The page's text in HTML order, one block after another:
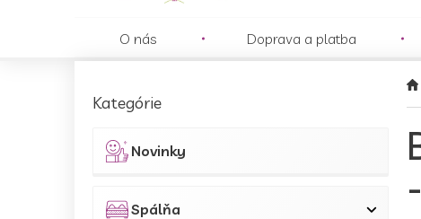
O nás Doprava a platba
kategórie
Kategórie
Novinky
Spálňa